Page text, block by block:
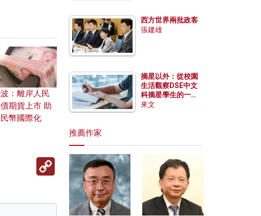
：離岸人民
期貨上市 助
幣國際化
Copy
Link
西方世界兩批政客
張建雄
摘星以外：從校園
生活觀察DSE中文
科摘星學生的一點
特質
來文
推薦作家